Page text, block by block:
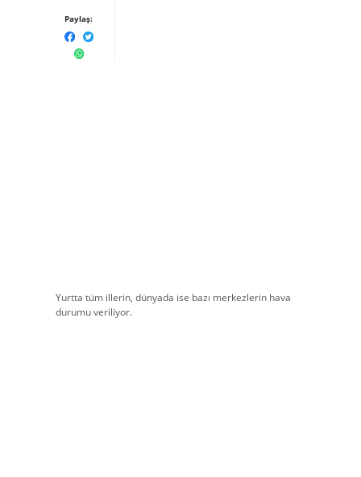
Paylaş:
Yurtta tüm illerin, dünyada ise bazı merkezlerin hava
durumu veriliyor.